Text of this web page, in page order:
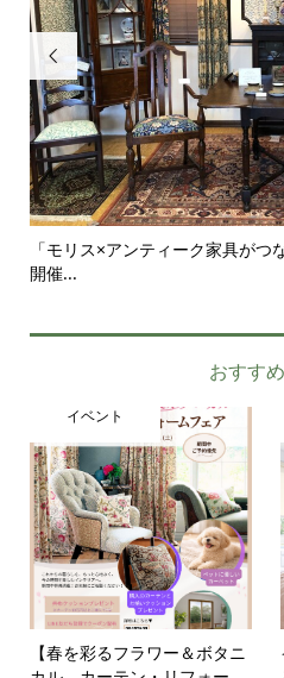

シンプルな部屋にこそ似合うア
がつ...
おすす
イベント
【春を彩るフラワー＆ボタニ